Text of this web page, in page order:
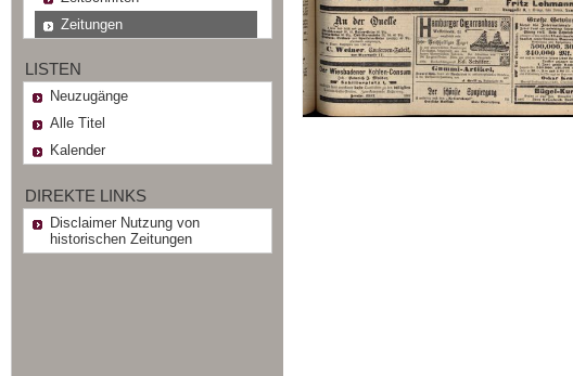
Zeitungen
LISTEN
Neuzugänge
Alle Titel
Kalender
DIREKTE LINKS
Disclaimer Nutzung von
historischen Zeitungen